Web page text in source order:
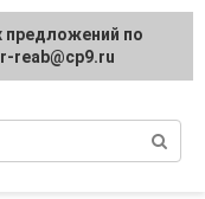
по
reab@cp9.ru